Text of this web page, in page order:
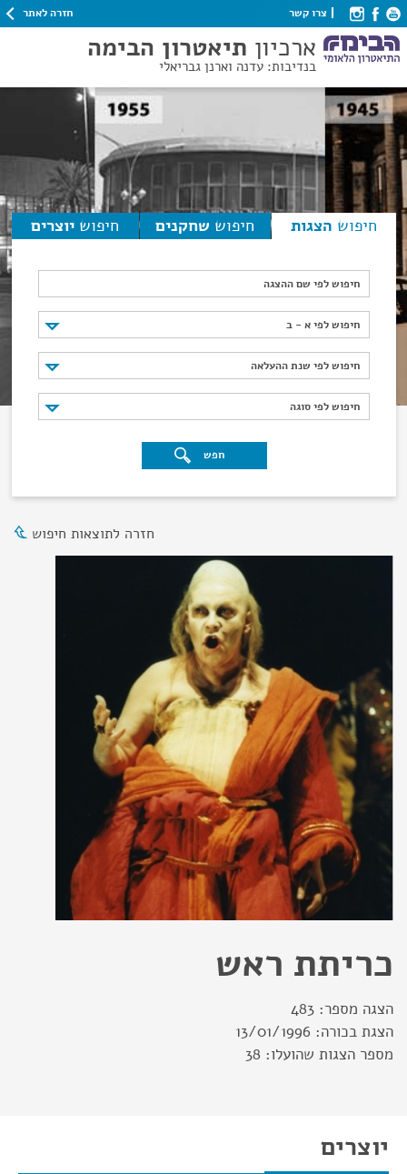
צרו קשר חזרה לאתר
ארכיון תיאטרון הבימה
בנדיבות: עדנה וארנן גבריאלי
חיפוש הצגות חיפוש שחקנים חיפוש יוצרים
חיפוש לפי שם ההצגה
חיפוש לפי א - ב
חיפוש לפי א - ב
חיפוש לפי שנת ההעלאה
חיפוש לפי שנת ההעלאה
חיפוש לפי סוגה
חיפוש לפי סוגה
חפש
חזרה לתוצאות חיפוש
כריתת ראש
הצגה מספר: 483
הצגת בכורה: 13/01/1996
מספר הצגות שהועלו: 38
יוצרים